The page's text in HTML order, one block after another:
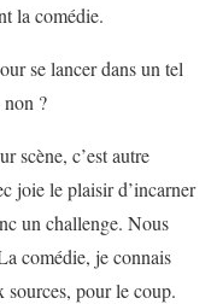
la comédie.
se lancer dans un tel
non ?
scène, c’est autre
joie le plaisir d’incarner
un challenge. Nous
comédie, je connais
sources, pour le coup.